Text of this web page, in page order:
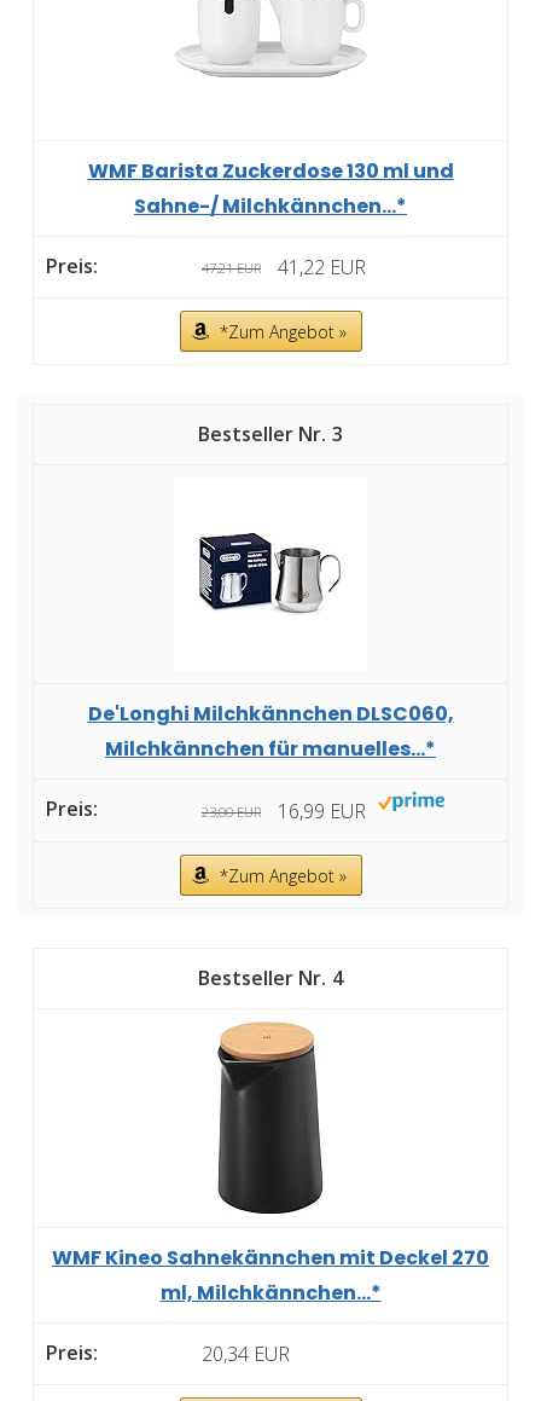
WMF Barista Zuckerdose 130 ml und
Sahne-/ Milchkännchen...*
47,21 EUR 41,22 EUR
*Zum Angebot »
3
De'Longhi Milchkännchen DLSC060,
Milchkännchen für manuelles...*
23,00 EUR 16,99 EUR
*Zum Angebot »
4
WMF Kineo Sahnekännchen mit Deckel 270
ml, Milchkännchen...*
20,34 EUR